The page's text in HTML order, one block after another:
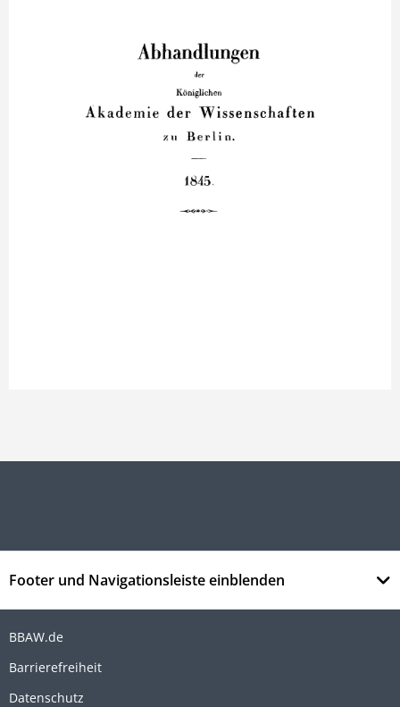
Footer und Navigationsleiste einblenden
BBAW.de
Barrierefreiheit
Datenschutz